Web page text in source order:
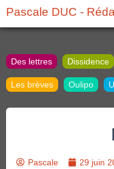
Pascale DUC -
Des lettres Dissidence
Les brèves Oulipo
Pascale 29 juin